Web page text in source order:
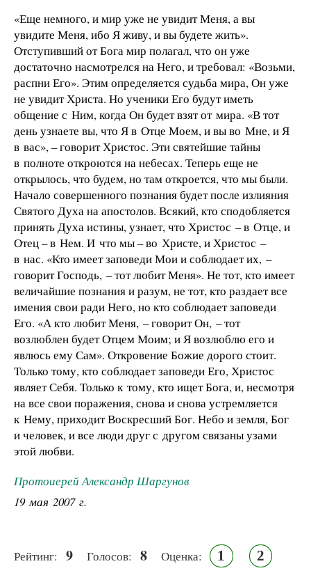
«Еще немного, и мир уже не увидит Меня, а вы
увидите Меня, ибо Я живу, и вы будете жить».
Отступивший от Бога мир полагал, что он уже
достаточно насмотрелся на Него, и требовал: «Возьми,
распни Его». Этим определяется судьба мира, Он уже
не увидит Христа. Но ученики Его будут иметь
общение с Ним, когда Он будет взят от мира. «В тот
день узнаете вы, что Я в Отце Моем, и вы во Мне, и Я
в вас», – говорит Христос. Эти святейшие тайны
в полноте откроются на небесах. Теперь еще не
открылось, что будем, но там откроется, что мы были.
Начало совершенного познания будет после излияния
Святого Духа на апостолов. Всякий, кто сподобляется
принять Духа истины, узнает, что Христос – в Отце, и
Отец – в Нем. И что мы – во Христе, и Христос –
в нас. «Кто имеет заповеди Мои и соблюдает их, –
говорит Господь, – тот любит Меня». Не тот, кто имеет
величайшие познания и разум, не тот, кто раздает все
имения свои ради Него, но кто соблюдает заповеди
Его. «А кто любит Меня, – говорит Он, – тот
возлюблен будет Отцем Моим; и Я возлюблю его и
явлюсь ему Сам». Откровение Божие дорого стоит.
Только тому, кто соблюдает заповеди Его, Христос
являет Себя. Только к тому, кто ищет Бога, и, несмотря
на все свои поражения, снова и снова устремляется
к Нему, приходит Воскресший Бог. Небо и земля, Бог
и человек, и все люди друг с другом связаны узами
этой любви.
Протоиерей Александр Шаргунов
19 мая 2007 г.
Рейтинг: 9 Голосов: 8 Оценка: 1 2